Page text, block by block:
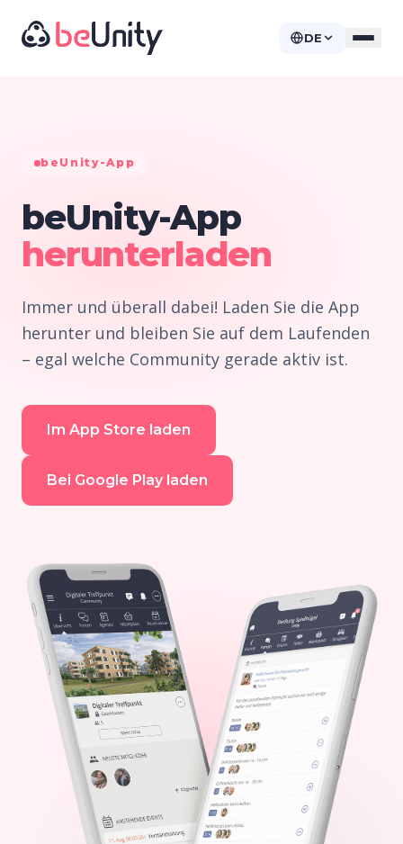
DE
beUnity-App
beUnity-App
herunterladen
Immer und überall dabei! Laden Sie die App
herunter und bleiben Sie auf dem Laufenden
– egal welche Community gerade aktiv ist.
Im App Store laden
Bei Google Play laden